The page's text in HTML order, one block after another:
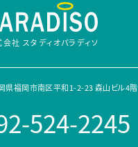
社 スタディオパラディソ
県福岡市南区平和1-2-23 森山ビル4階
524-2245